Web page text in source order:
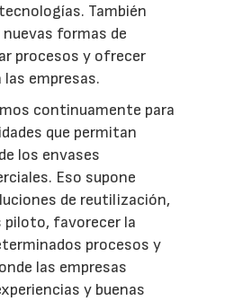
También
formas de
procesos y ofrecer
empresas.
continuamente para
que permitan
los envases
Eso supone
de reutilización,
piloto, favorecer la
procesos y
las empresas
y buenas